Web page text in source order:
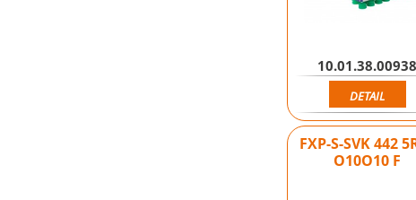
10.01.38.00938
DETAIL
FXP-S-SVK 442
O10O10 F